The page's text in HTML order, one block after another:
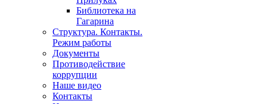
Библиотека на
Гагарина
Структура. Контакты.
Режим работы
Документы
Противодействие
коррупции
Наше видео
Контакты